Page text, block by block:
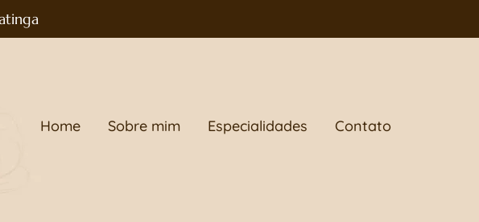
Home Sobre mim Especialidades Contato